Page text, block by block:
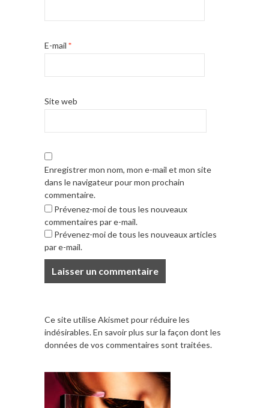
E-mail *
Site web
Enregistrer mon nom, mon e-mail et mon site
dans le navigateur pour mon prochain
commentaire.
Prévenez-moi de tous les nouveaux
commentaires par e-mail.
Prévenez-moi de tous les nouveaux articles
par e-mail.
Ce site utilise Akismet pour réduire les
indésirables.En savoir plus sur la façon dont les
données de vos commentaires sont traitées.